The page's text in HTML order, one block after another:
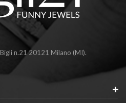
n.21 20121 Milano (MI).